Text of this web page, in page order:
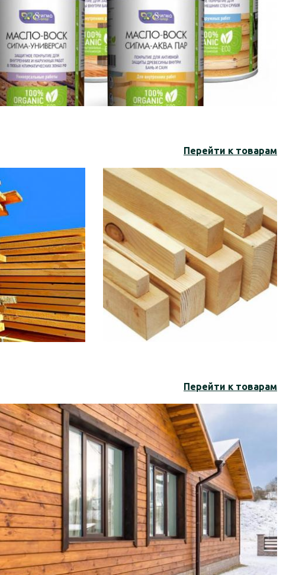
Перейти к товарам
Перейти к товарам